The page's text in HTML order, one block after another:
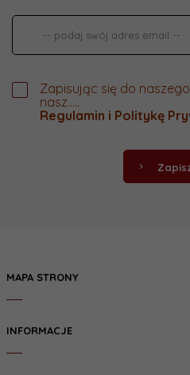
Zapisując się do
nasz.....
Regulamin i Politykę
MAPA STRONY
INFORMACJE